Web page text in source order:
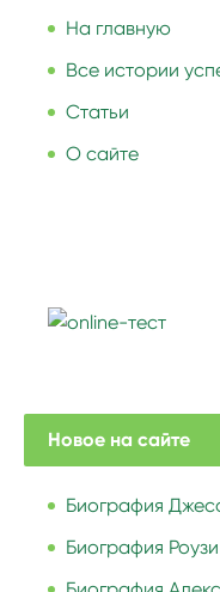
На главную
Все истории
Статьи
О сайте
Новое на сайте
Биография
Биография